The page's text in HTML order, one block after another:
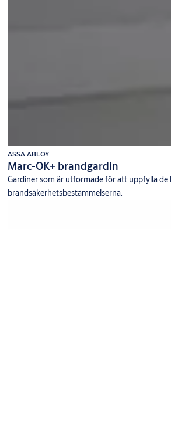
ASSA ABLOY
Marc-OK+ brandgardin
Gardiner som är utformade för att uppfylla de
brandsäkerhetsbestämmelserna.